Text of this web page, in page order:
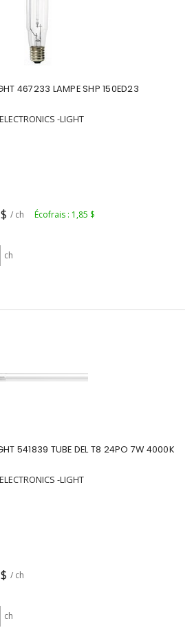
467233 LAMPE SHP 150ED23
-LIGHT
/ ch Écofrais : 1,85 $
ch
541839 TUBE DEL T8 24PO 7W 4000K
-LIGHT
/ ch
ch